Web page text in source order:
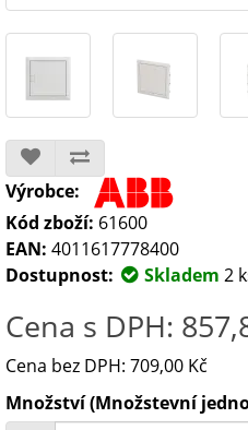
Výrobce:
Kód zboží: 61600
EAN: 4011617778400
Dostupnost:
Skladem 2
Cena s DPH:
Cena bez DPH: 709,00 Kč
Množství (Množstevní